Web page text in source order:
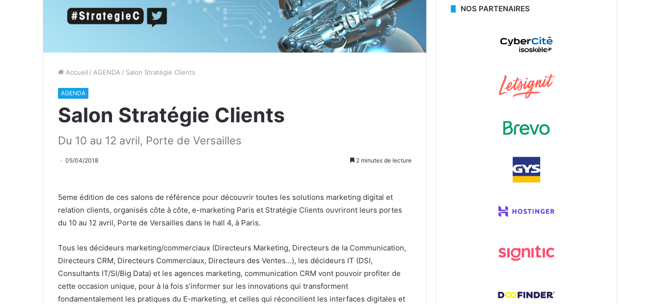
Accueil / AGENDA / Salon Stratégie Clients
AGENDA
Salon Stratégie Clients
Du 10 au 12 avril, Porte de Versailles
05/04/2018 2 minutes de lecture
5eme édition de ces salons de référence pour découvrir toutes les solutions marketing digital et
relation clients, organisés côte à côte, e-marketing Paris et Stratégie Clients ouvriront leurs portes
du 10 au 12 avril, Porte de Versailles dans le hall 4, à Paris.
Tous les décideurs marketing/commerciaux (Directeurs Marketing, Directeurs de la Communication,
Directeurs CRM, Directeurs Commerciaux, Directeurs des Ventes…), les décideurs IT (DSI,
Consultants IT/SI/Big Data) et les agences marketing, communication CRM vont pouvoir profiter de
cette occasion unique, pour à la fois s’informer sur les innovations qui transforment
fondamentalement les pratiques du E-marketing, et celles qui réconcilient les interfaces digitales et
NOS PARTENAIRES